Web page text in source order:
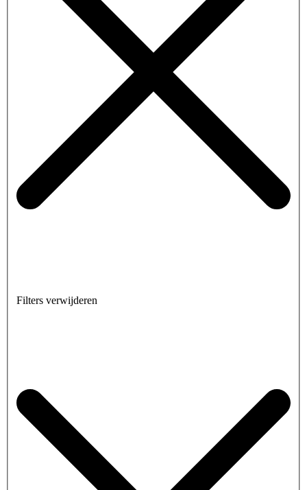
Filters verwijderen